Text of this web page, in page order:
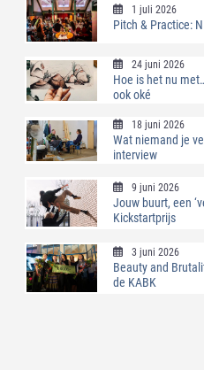
1 juli 2026
Pitch & Practice:
24 juni 2026
Hoe is het nu
ook oké
18 juni 2026
Wat niemand je
interview
9 juni 2026
Jouw buurt, een
Kickstartprijs
3 juni 2026
Beauty and
de KABK